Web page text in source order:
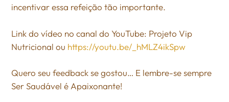
incentivar essa refeição tão importante.
Link do vídeo no canal do YouTube: Projeto Vip
Nutricional ou https://youtu.be/_hMLZ4ikSpw
Quero seu feedback se gostou… E lembre-se sempre
Ser Saudável é Apaixonante!